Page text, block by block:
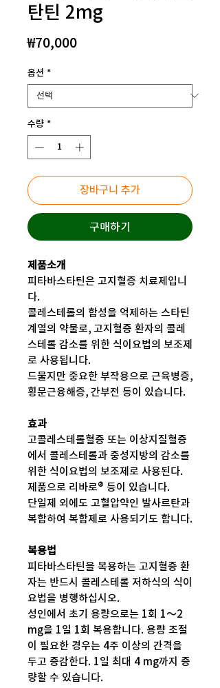
탄틴 2mg
₩70,000가
옵션 *
수량 *
장바구니 추가
구매하기
제품소개
피타바스타틴은 고지혈증 치료제입니
다.
콜레스테롤의 합성을 억제하는 스타틴
계열의 약물로, 고지혈증 환자의 콜레
스테롤 감소를 위한 식이요법의 보조제
로 사용됩니다.
드물지만 중요한 부작용으로 근육병증,
횡문근융해증, 간부전 등이 있습니다.
효과
고콜레스테롤혈증 또는 이상지질혈증
에서 콜레스테롤과 중성지방의 감소를
위한 식이요법의 보조제로 사용된다.
제품으로 리바로® 등이 있습니다.
단일제 외에도 고혈압약인 발사르탄과
복합하여 복합제로 사용되기도 합니다.
복용법
피타바스타틴을 복용하는 고지혈증 환
자는 반드시 콜레스테롤 저하식의 식이
요법을 병행하십시오.
성인에서 초기 용량으로는 1회 1～2
mg을 1일 1회 복용합니다. 용량 조절
이 필요한 경우는 4주 이상의 간격을
두고 증감한다. 1일 최대 4 mg까지 증
량할 수 있습니다.